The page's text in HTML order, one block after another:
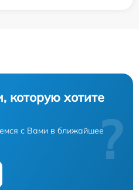
которую хотите
с Вами в ближайшее?